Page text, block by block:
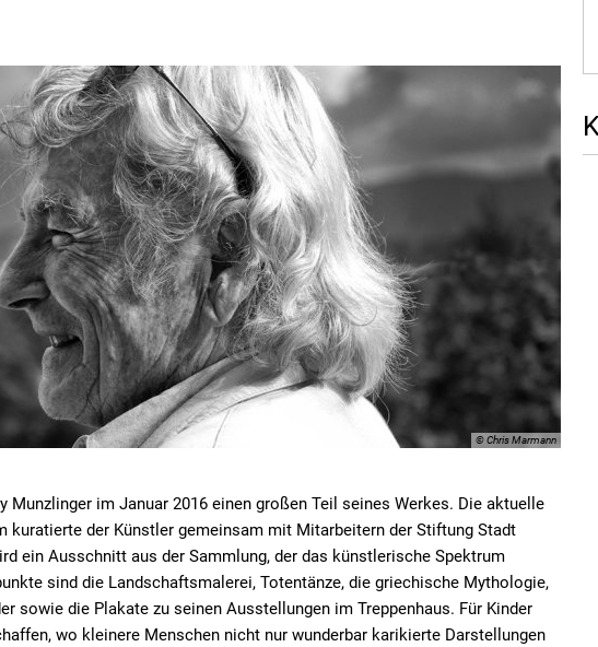
© Chris Marmann
Munzlinger im Januar 2016 einen großen Teil seines Werkes. Die aktuelle
kuratierte der Künstler gemeinsam mit Mitarbeitern der Stiftung Stadt
ein Ausschnitt aus der Sammlung, der das künstlerische Spektrum
sind die Landschaftsmalerei, Totentänze, die griechische Mythologie,
sowie die Plakate zu seinen Ausstellungen im Treppenhaus. Für Kinder
wo kleinere Menschen nicht nur wunderbar karikierte Darstellungen